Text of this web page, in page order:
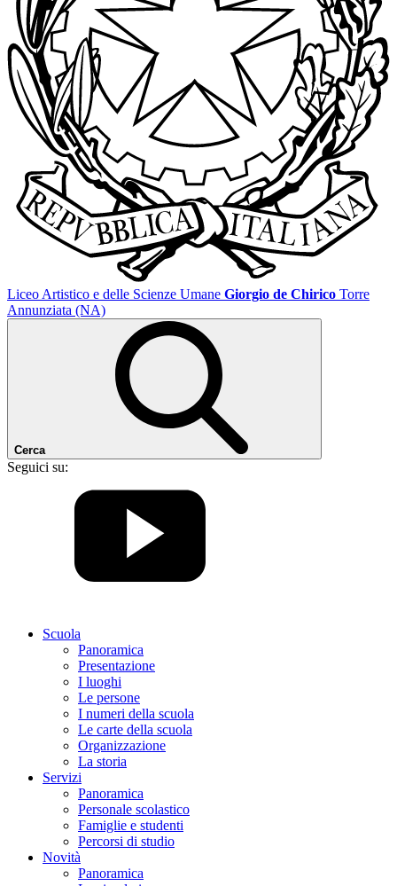
Liceo Artistico e delle Scienze Umane Giorgio de Chirico Torre
Annunziata (NA)
Cerca
Seguici su:
Scuola
Panoramica
Presentazione
I luoghi
Le persone
I numeri della scuola
Le carte della scuola
Organizzazione
La storia
Servizi
Panoramica
Personale scolastico
Famiglie e studenti
Percorsi di studio
Novità
Panoramica